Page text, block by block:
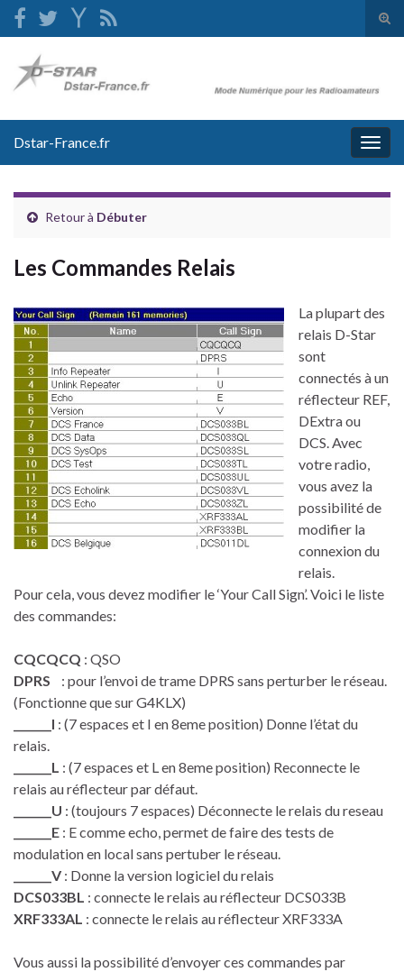
Dstar-France.fr
Retour à Débuter
Les Commandes Relais
La plupart des
relais D-Star
sont
connectés à un
réflecteur REF,
DExtra ou
DCS. Avec
votre radio,
vous avez la
possibilité de
modifier la
connexion du
relais.
Pour cela, vous devez modifier le ‘Your Call Sign’. Voici le liste
des commandes:
CQCQCQ : QSO
DPRS : pour l’envoi de trame DPRS sans perturber le réseau.
(Fonctionne que sur G4KLX)
_______I : (7 espaces et I en 8eme position) Donne l’état du
relais.
_______L : (7 espaces et L en 8eme position) Reconnecte le
relais au réflecteur par défaut.
_______U : (toujours 7 espaces) Déconnecte le relais du reseau
_______E : E comme echo, permet de faire des tests de
modulation en local sans pertuber le réseau.
_______V : Donne la version logiciel du relais
DCS033BL : connecte le relais au réflecteur DCS033B
XRF333AL : connecte le relais au réflecteur XRF333A
Vous aussi la possibilité d’envoyer ces commandes par